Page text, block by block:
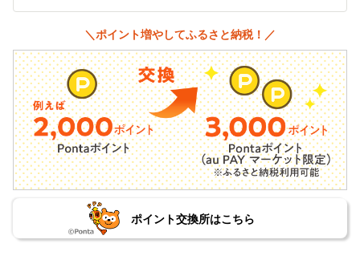
＼ポイント増やしてふるさと納税！／
ポイント交換所はこちら